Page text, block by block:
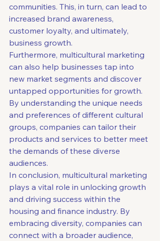
communities. This, in turn, can lead to
increased brand awareness,
customer loyalty, and ultimately,
business growth.
Furthermore, multicultural marketing
can also help businesses tap into
new market segments and discover
untapped opportunities for growth.
By understanding the unique needs
and preferences of different cultural
groups, companies can tailor their
products and services to better meet
the demands of these diverse
audiences.
In conclusion, multicultural marketing
plays a vital role in unlocking growth
and driving success within the
housing and finance industry. By
embracing diversity, companies can
connect with a broader audience,